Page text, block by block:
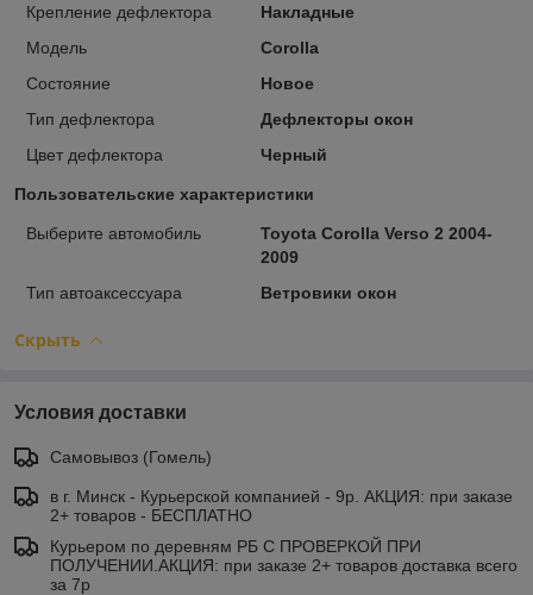
Крепление дефлектора
Накладные
Модель
Corolla
Состояние
Новое
Тип дефлектора
Дефлекторы окон
Цвет дефлектора
Черный
Пользовательские характеристики
Выберите автомобиль
Toyota Corolla Verso 2 2004-
2009
Тип автоаксессуара
Ветровики окон
Скрыть
Условия доставки
Самовывоз (Гомель)
в г. Минск - Курьерской компанией - 9р. АКЦИЯ: при заказе
2+ товаров - БЕСПЛАТНО
Курьером по деревням РБ С ПРОВЕРКОЙ ПРИ
ПОЛУЧЕНИИ.АКЦИЯ: при заказе 2+ товаров доставка всего
за 7р